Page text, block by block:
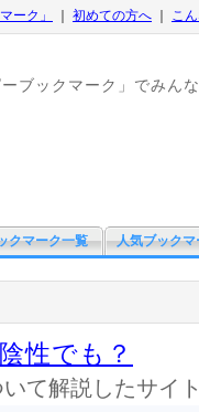
ーク」 初めての方へ
こ
ブックマーク」でみん
クマーク一覧 人気ブックマ
性でも？
て解説したサイ